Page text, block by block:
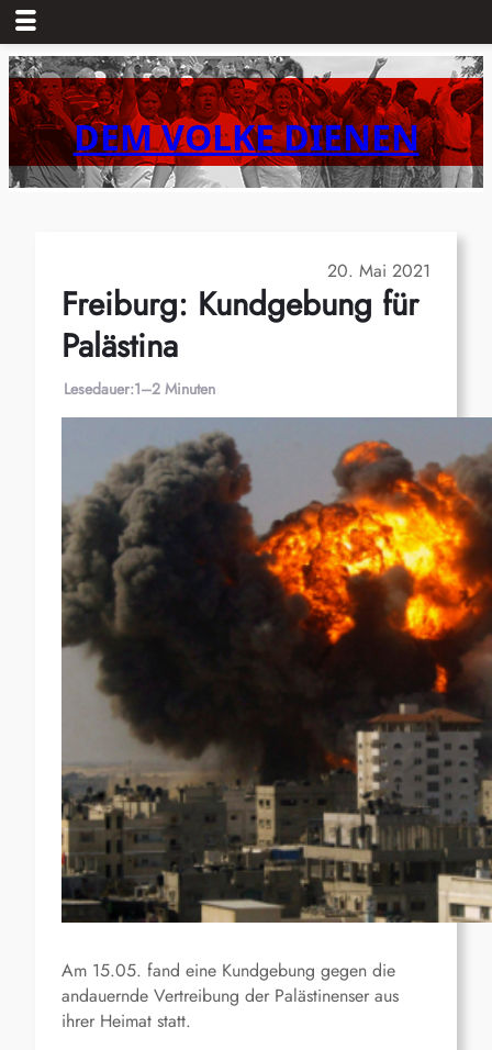
Zum
Inhalt
springenDEM VOLKE DIENEN
20. Mai 2021
Freiburg: Kundgebung für
Palästina
Lesedauer:1–2 Minuten
Am 15.05. fand eine Kundgebung gegen die
andauernde Vertreibung der Palästinenser aus
ihrer Heimat statt.